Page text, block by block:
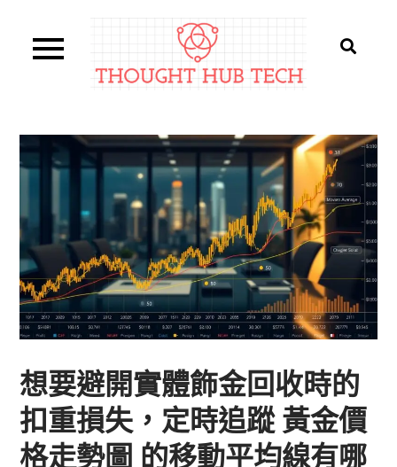
content
想要避開實體飾金回收時的
扣重損失，定時追蹤 黃金價
格走勢圖 的移動平均線有哪